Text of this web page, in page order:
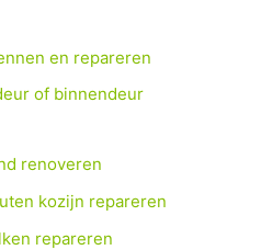
en repareren
of binnendeur
renoveren
kozijn repareren
repareren